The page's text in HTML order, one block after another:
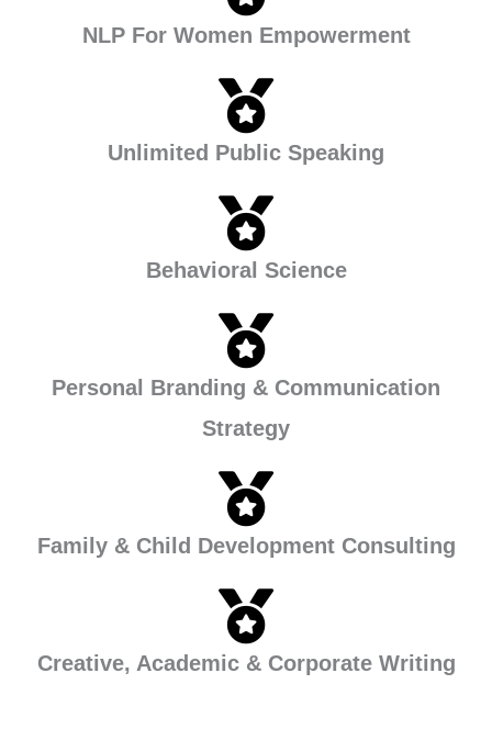
NLP For Women Empowerment
Unlimited Public Speaking
Behavioral Science
Personal Branding & Communication
Strategy
Family & Child Development Consulting
Creative, Academic & Corporate Writing